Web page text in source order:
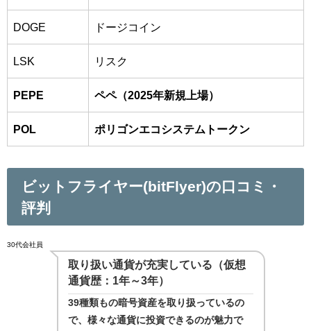
DOGE ドージコイン
LSK リスク
PEPE ペペ（2025年新規上場）
POL ポリゴンエコシステムトークン
ビットフライヤー(bitFlyer)の口コミ・
評判
30代会社員
取り扱い通貨が充実している（仮想
通貨歴：1年～3年）
39種類もの暗号資産を取り扱っているの
で、様々な通貨に投資できるのが魅力で